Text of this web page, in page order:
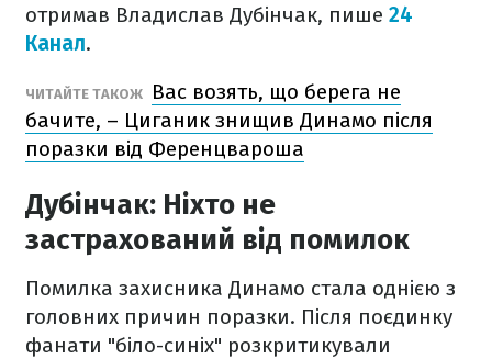
отримав Владислав Дубінчак, пише 24
Канал.
ЧИТАЙТЕ ТАКОЖ
Вас возять, що берега не
бачите, – Циганик знищив Динамо після
поразки від Ференцвароша
Дубінчак: Ніхто не
застрахований від помилок
Помилка захисника Динамо стала однією з
головних причин поразки. Після поєдинку
фанати "біло-синіх" розкритикували